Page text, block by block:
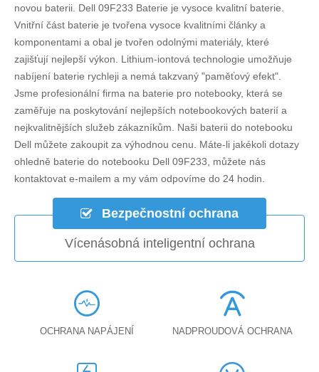
novou baterii. Dell 09F233 Baterie je vysoce kvalitní baterie.
Vnitřní část baterie je tvořena vysoce kvalitními články a
komponentami a obal je tvořen odolnými materiály, které
zajišťují nejlepší výkon. Lithium-iontová technologie umožňuje
nabíjení baterie rychleji a nemá takzvaný "paměťový efekt".
Jsme profesionální firma na baterie pro notebooky, která se
zaměřuje na poskytování nejlepších notebookových baterií a
nejkvalitnějších služeb zákazníkům. Naši baterii do notebooku
Dell můžete zakoupit za výhodnou cenu. Máte-li jakékoli dotazy
ohledně baterie do notebooku Dell 09F233, můžete nás
kontaktovat e-mailem a my vám odpovíme do 24 hodin.
Bezpečnostní ochrana
Vícenásobná inteligentní ochrana
OCHRANA NAPÁJENÍ NADPROUDOVÁ OCHRANA